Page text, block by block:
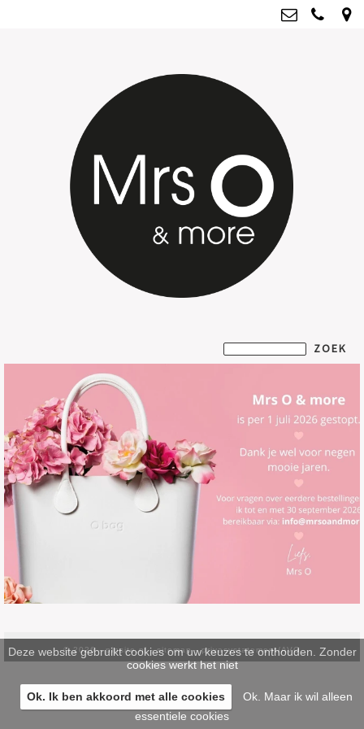
Kvk: Mrs O & more - 67796435
BTWnr: NL001835603B07
© 2026 -pinsite.nl-sitemap-privacystatement/AVG
Deze website gebruikt cookies om uw keuzes te onthouden. Zonder
cookies werkt het niet
Ok. Ik ben akkoord met alle cookies
Ok. Maar ik wil alleen
essentiele cookies